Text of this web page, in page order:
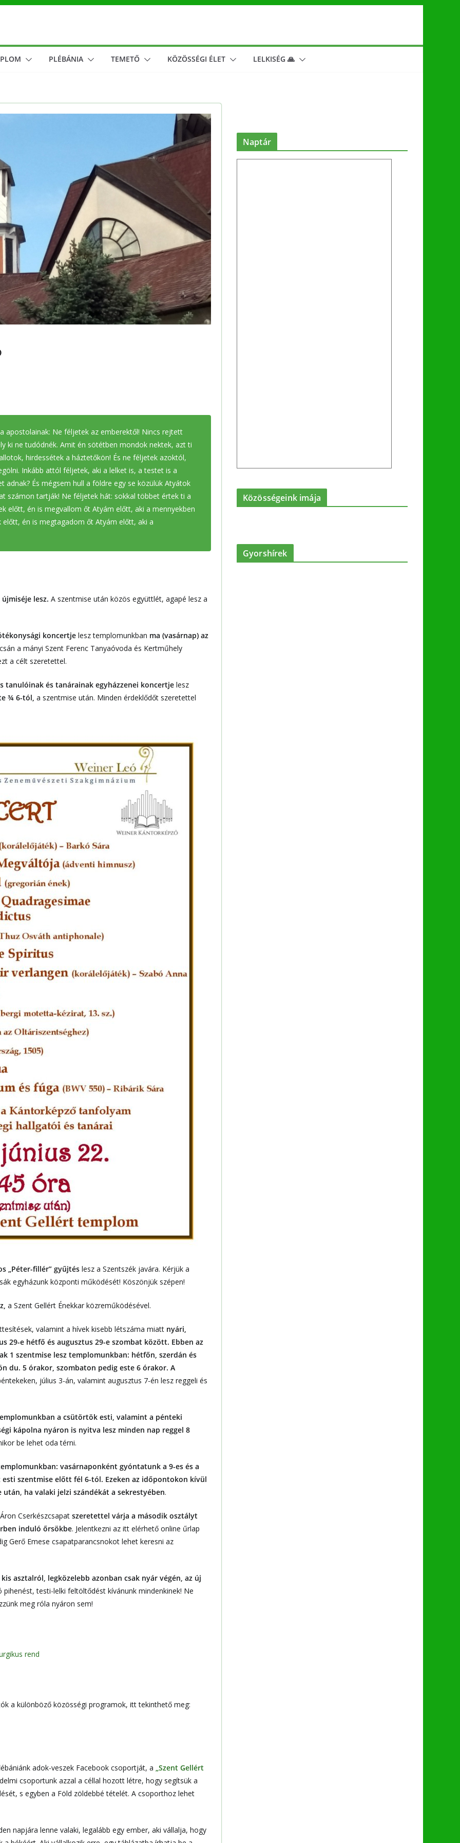
PLÉBÁNIA TEMETŐ KÖZÖSSÉGI ÉLET LELKISÉG 🙏
apostolainak: Ne féljetek az emberektől! Nincs rejtett
ki ne tudódnék. Amit én sötétben mondok nektek, azt ti
hirdessétek a háztetőkön! És ne féljetek azoktól,
Inkább attól féljetek, aki a lelket is, a testet is a
És mégsem hull a földre egy se közülük Atyátok
számon tartják! Ne féljetek hát: sokkal többet értek ti a
előtt, én is megvallom őt Atyám előtt, aki a mennyekben
én is megtagadom őt Atyám előtt, aki a
lesz. A szentmise után közös együttlét, agapé lesz a
koncertje lesz templomunkban ma (vasárnap) az
a mányi Szent Ferenc Tanyaóvoda és Kertműhely
a célt szeretettel.
tanulóinak és tanárainak egyházzenei koncertje lesz
¾ 6-tól, a szentmise után. Minden érdeklődőt szeretettel
„Péter-fillér” gyűjtés lesz a Szentszék javára. Kérjük a
egyházunk központi működését! Köszönjük szépen!
a Szent Gellért Énekkar közreműködésével.
valamint a hívek kisebb létszáma miatt nyári,
29-e hétfő és augusztus 29-e szombat között. Ebben az
1 szentmise lesz templomunkban: hétfőn, szerdán és
du. 5 órakor, szombaton pedig este 6 órakor. A
július 3-án, valamint augusztus 7-én lesz reggeli és
a csütörtök esti, valamint a pénteki
kápolna nyáron is nyitva lesz minden nap reggel 8
be lehet oda térni.
vasárnaponként gyóntatunk a 9-es és a
esti szentmise előtt fél 6-tól. Ezeken az időpontokon kívül
után, ha valaki jelzi szándékát a sekrestyében.
Cserkészcsapat szeretettel várja a második osztályt
induló őrsökbe. Jelentkezni az itt elérhető online űrlap
Gerő Emese csapatparancsnokot lehet keresni az
asztalról, legközelebb azonban csak nyár végén, az új
pihenést, testi-lelki feltöltődést kívánunk mindenkinek! Ne
meg róla nyáron sem!
rend
a különböző közösségi programok, itt tekinthető meg:
adok-veszek Facebook csoportját, a „Szent Gellért
csoportunk azzal a céllal hozott létre, hogy segítsük a
s egyben a Föld zöldebbé tételét. A csoporthoz lehet
napjára lenne valaki, legalább egy ember, aki vállalja, hogy
Naptár
Közösségeink imája
Gyorshírek